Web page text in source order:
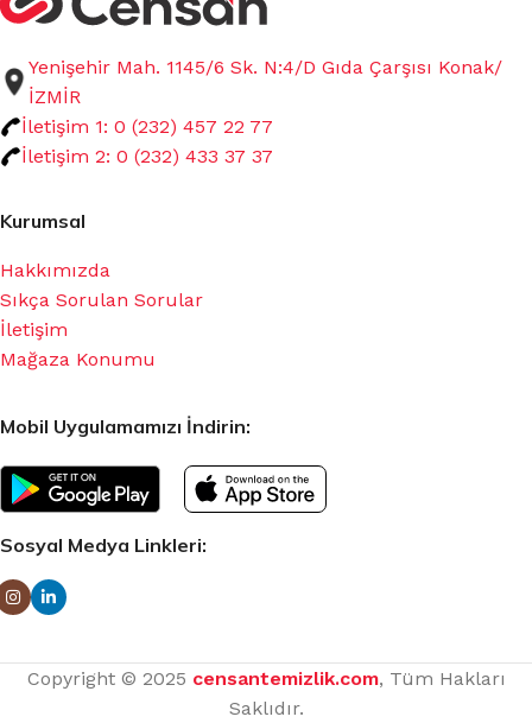
Yenişehir Mah. 1145/6 Sk. N:4/D Gıda Çarşısı Konak/
İZMİR
İletişim 1: 0 (232) 457 22 77
İletişim 2: 0 (232) 433 37 37
Kurumsal
Hakkımızda
Sıkça Sorulan Sorular
İletişim
Mağaza Konumu
Mobil Uygulamamızı İndirin:
Sosyal Medya Linkleri:
Copyright © 2025 censantemizlik.com, Tüm Hakları
Saklıdır.